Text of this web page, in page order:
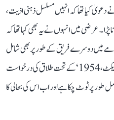
دعویٰ کیا تھا کہ انہیں مسلسل ذہنی اذیت،
پڑا۔ عرضی میں انہوں نے یہ بھی کہا تھا کہ
میں دوسرے فریق کے طور پر بھی شامل
کیا جا سکتا ہے۔ سنگیتا نے ’خصوصی شادی ایکٹ، 1954‘ کے تحت طلاق کی درخواست
طور پر ٹوٹ چکا ہے اور اب اس کی بحالی کا